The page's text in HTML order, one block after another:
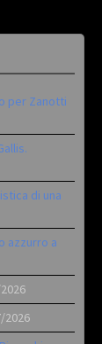
per Zanotti
di una
azzurro a
2026